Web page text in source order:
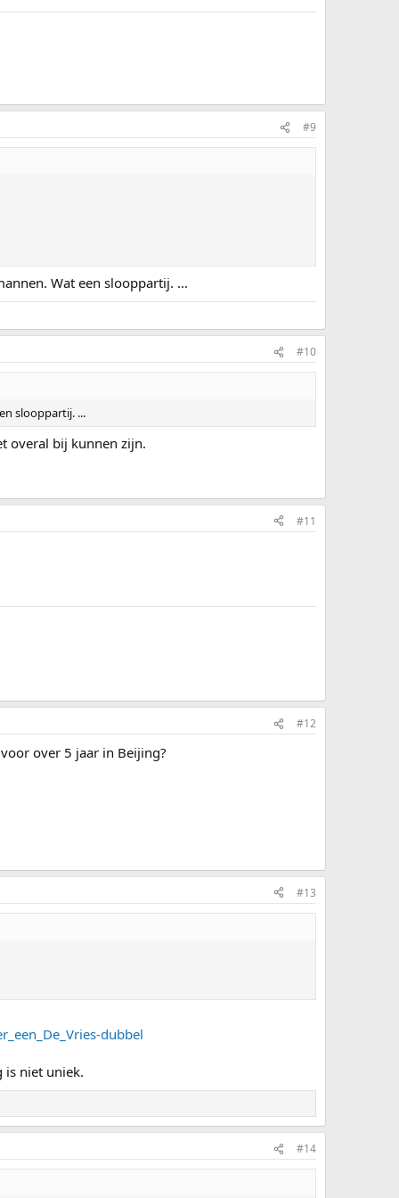
#9
Wat een slooppartij. ...
#10
slooppartij. ...
overal bij kunnen zijn.
#11
#12
over 5 jaar in Beijing?
#13
dubbel
is niet uniek.
#14